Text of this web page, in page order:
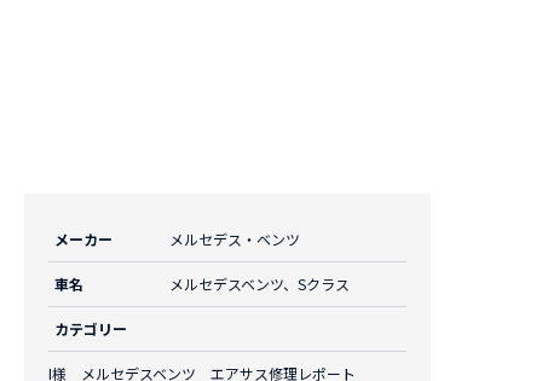
メーカー メルセデス・ベンツ
車名 メルセデスベンツ、Sクラス
カテゴリー
I様 メルセデスベンツ エアサス修理レポート